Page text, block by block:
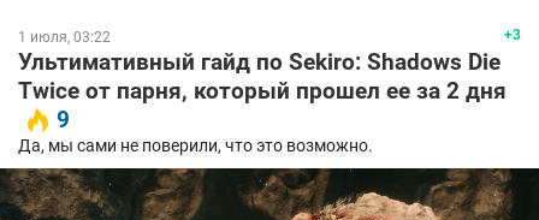
+3
1 июля, 03:22
Ультимативный гайд по Sekiro: Shadows Die
Twice от парня, который прошел ее за 2 дня
9
Да, мы сами не поверили, что это возможно.